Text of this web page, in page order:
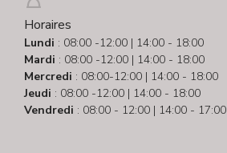
Horaires
Lundi : 08:00 -12:00 | 14:00 - 18:00
Mardi : 08:00 -12:00 | 14:00 - 18:00
Mercredi : 08:00-12:00 | 14:00 - 18:00
Jeudi : 08:00 -12:00 | 14:00 - 18:00
Vendredi : 08:00 - 12:00 | 14:00 - 17:00